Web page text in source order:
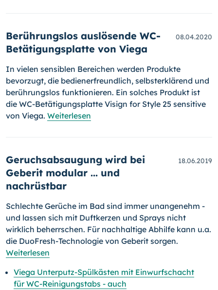
Berührungslos auslösende WC-
Betätigungsplatte von Viega
08.04.2020
In vielen sensiblen Bereichen werden Produkte
bevorzugt, die bedie­ner­freund­lich, selbsterklärend und
berührungslos funktionieren. Ein solches Produkt ist
die WC-Betätigungsplatte Visign for Style 25 sensitive
von Viega. Weiterlesen
Geruchsabsaugung wird bei
Geberit modular ... und
nachrüstbar
18.06.2019
Schlechte Gerüche im Bad sind immer unangenehm -
und lassen sich mit Duftkerzen und Sprays nicht
wirklich beherrschen. Für nachhaltige Abhilfe kann u.a.
die DuoFresh-Technologie von Geberit sorgen.
Weiterlesen
Viega Unterputz-Spülkästen mit Einwurfschacht
für WC-Reinigungstabs - auch